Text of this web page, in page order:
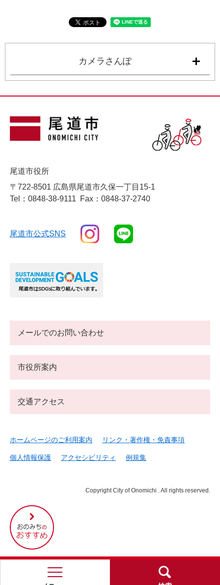
カメラさんぽ
尾
道
市
の
す
尾道市役所
〒722-8501 広島県尾道市久保一丁目15-1
Tel：0848-38-9111
Fax：0848-37-2740
尾道市公式SNS
メールでのお問い合わせ
市役所案内
交通アクセス
ホームページのご利用案内 リンク・著作権・免責事項
個人情報保護 アクセシビリティ 例規集
Copyright City of Onomichi . All rights reserved.